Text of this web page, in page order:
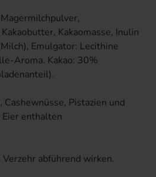
Kakaomasse, Inulin
Emulgator: Lecithine
Aroma. Kakao: 30%
Cashewnüsse, Pistazien und
enthalten
abführend wirken.